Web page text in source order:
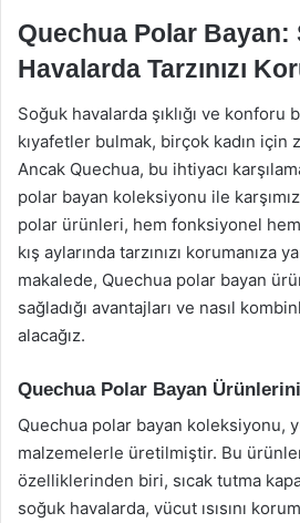
Quechua Polar Bayan:
Havalarda Tarzınızı
Soğuk havalarda şıklığı ve konforu
kıyafetler bulmak, birçok kadın
Ancak Quechua, bu ihtiyacı
polar bayan koleksiyonu ile
polar ürünleri, hem fonksiyonel hem
kış aylarında tarzınızı korumanıza
makalede, Quechua polar bayan
sağladığı avantajları ve nasıl
alacağız.
Quechua Polar Bayan
Quechua polar bayan koleksiyonu,
malzemelerle üretilmiştir. Bu
özelliklerinden biri, sıcak tutma
soğuk havalarda, vücut ısısını